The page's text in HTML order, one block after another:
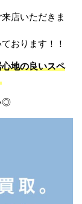
店いただきま
おります！！
地の良いスペ
◎